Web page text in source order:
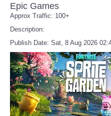
Epic Games
Approx Traffic: 100+
Description:
Publish Date: Sat, 8 Aug 2026